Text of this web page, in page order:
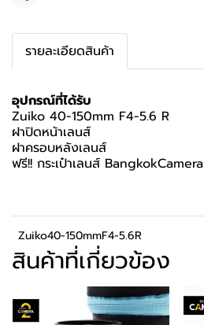
รายละเอียดสินค้า
อุปกรณ์ที่ได้รับ
Zuiko 40-150mm F4-5.6 R
ฝาปิดหน้าเลนส์
ฝาครอบหลังเลนส์
ฟรี!! กระเป๋าเลนส์ BangkokCamera
Zuiko40-150mmF4-5.6R
สินค้าที่เกี่ยวข้อง